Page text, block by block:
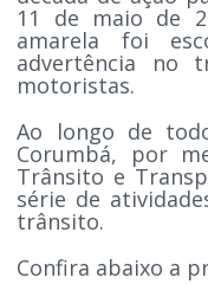
11 de maio de
amarela foi
advertência no
motoristas.
Ao longo de
Corumbá, por
Trânsito e
série de
trânsito.
Confira abaixo a